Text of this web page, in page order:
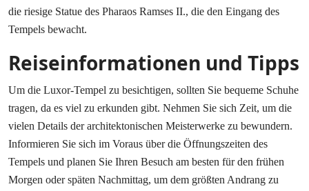
die riesige Statue des Pharaos Ramses II., die den Eingang des
Tempels bewacht.
Reiseinformationen und Tipps
Um die Luxor-Tempel zu besichtigen, sollten Sie bequeme Schuhe
tragen, da es viel zu erkunden gibt. Nehmen Sie sich Zeit, um die
vielen Details der architektonischen Meisterwerke zu bewundern.
Informieren Sie sich im Voraus über die Öffnungszeiten des
Tempels und planen Sie Ihren Besuch am besten für den frühen
Morgen oder späten Nachmittag, um dem größten Andrang zu